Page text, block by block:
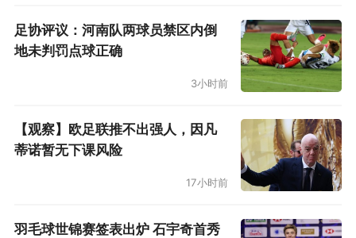
足协评议：河南队两球员禁区内倒
地未判罚点球正确
3小时前
【观察】欧足联推不出强人，因凡
蒂诺暂无下课风险
17小时前
羽毛球世锦赛签表出炉 石宇奇首秀